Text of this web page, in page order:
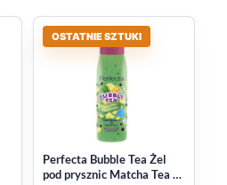
OSTATNIE SZTUKI
Perfecta Bubble Tea Żel
pod prysznic Matcha Tea +